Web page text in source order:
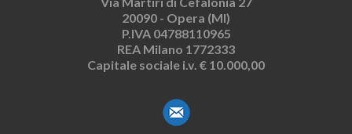
20090 - Opera (MI)
P.IVA 04788110965
REA Milano 1772333
Capitale sociale i.v. € 10.000,00